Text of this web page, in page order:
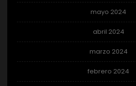
mayo 2024
abril 2024
marzo 2024
febrero 2024